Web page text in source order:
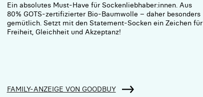
Ein absolutes Must-Have für Sockenliebhaber:innen. Aus
80% GOTS-zertifizierter Bio-Baumwolle – daher besonders
gemütlich. Setzt mit den Statement-Socken ein Zeichen für
Freiheit, Gleichheit und Akzeptanz!
FAMILY-ANZEIGE VON GOODBUY